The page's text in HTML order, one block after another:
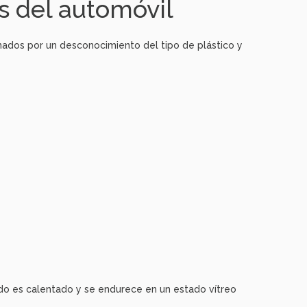
del automóvil
por un desconocimiento del tipo de plástico y
es calentado y se endurece en un estado vítreo